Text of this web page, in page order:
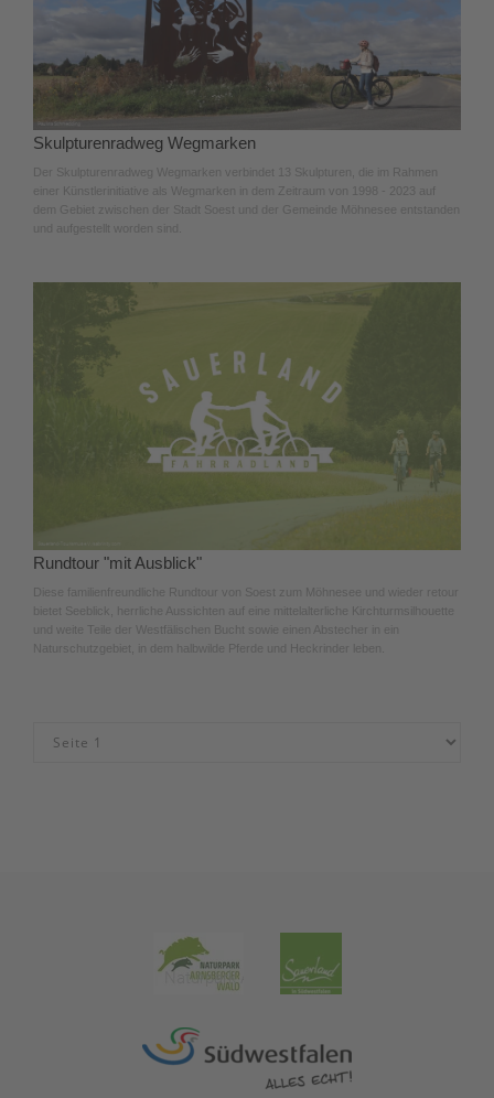
Skulpturenradweg Wegmarken
Der Skulpturenradweg Wegmarken verbindet 13 Skulpturen, die im Rahmen
einer Künstlerinitiative als Wegmarken in dem Zeitraum von 1998 - 2023 auf
dem Gebiet zwischen der Stadt Soest und der Gemeinde Möhnesee entstanden
und aufgestellt worden sind.
Rundtour "mit Ausblick"
Diese familienfreundliche Rundtour von Soest zum Möhnesee und wieder retour
bietet Seeblick, herrliche Aussichten auf eine mittelalterliche Kirchturmsilhouette
und weite Teile der Westfälischen Bucht sowie einen Abstecher in ein
Naturschutzgebiet, in dem halbwilde Pferde und Heckrinder leben.